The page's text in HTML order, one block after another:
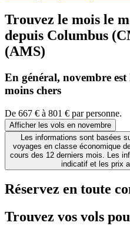
Trouvez le mois le
depuis Columbus
(AMS)
En général, novembre est
moins chers
De 667 € à 801 € par personne.
Afficher les vols en novembre
Les informations sont basées
voyages en classe économique
cours des 12 derniers mois. Les
indicatif et les prix
Réservez en toute
Trouvez vos vols